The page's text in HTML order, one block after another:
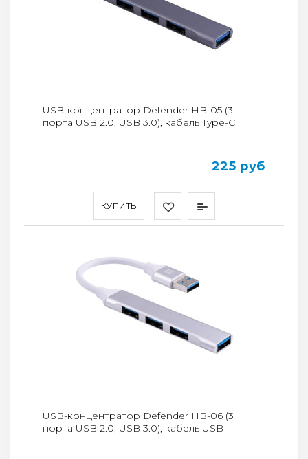
КУПИТЬ
USB-концентратор Defender HB-05 (3
порта USB 2.0, USB 3.0), кабель Type-C
225 руб
USB-концентратор Defender HB-06 (3
порта USB 2.0, USB 3.0), кабель USB